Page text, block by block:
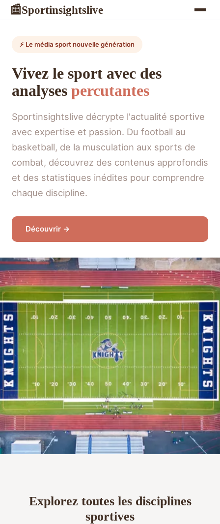
📰Sportinsightslive
⚡ Le média sport nouvelle génération
Vivez le sport avec des
analyses percutantes
Sportinsightslive décrypte l'actualité sportive
avec expertise et passion. Du football au
basketball, de la musculation aux sports de
combat, découvrez des contenus approfondis
et des statistiques inédites pour comprendre
chaque discipline.
Découvrir →
Explorez toutes les disciplines
sportives